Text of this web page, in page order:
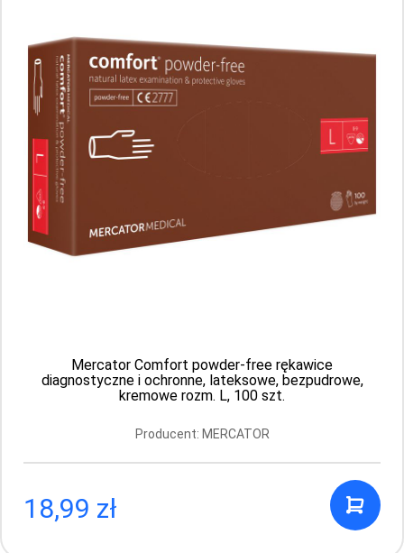
Mercator Santex powdered (finger txt),
rozm. S, 100 szt.
17.99 PLN
Mercator Comfort powder-free rękawice
diagnostyczne i ochronne, lateksowe, bezpudrowe,
kremowe rozm. L, 100 szt.
Producent: MERCATOR
18,99 zł